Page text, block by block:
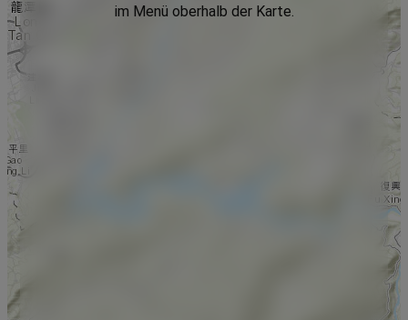
im Menü oberhalb der Karte.